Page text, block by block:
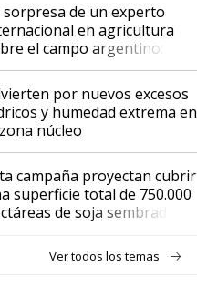
sorpresa de un experto
en agricultura
el campo argentino:
muy impresionado"
por nuevos excesos
y humedad extrema en
núcleo
campaña proyectan cubrir
superficie total de 750.000
de soja sembradas
que marcan un
tecnológico en genética y
Ver todos los temas